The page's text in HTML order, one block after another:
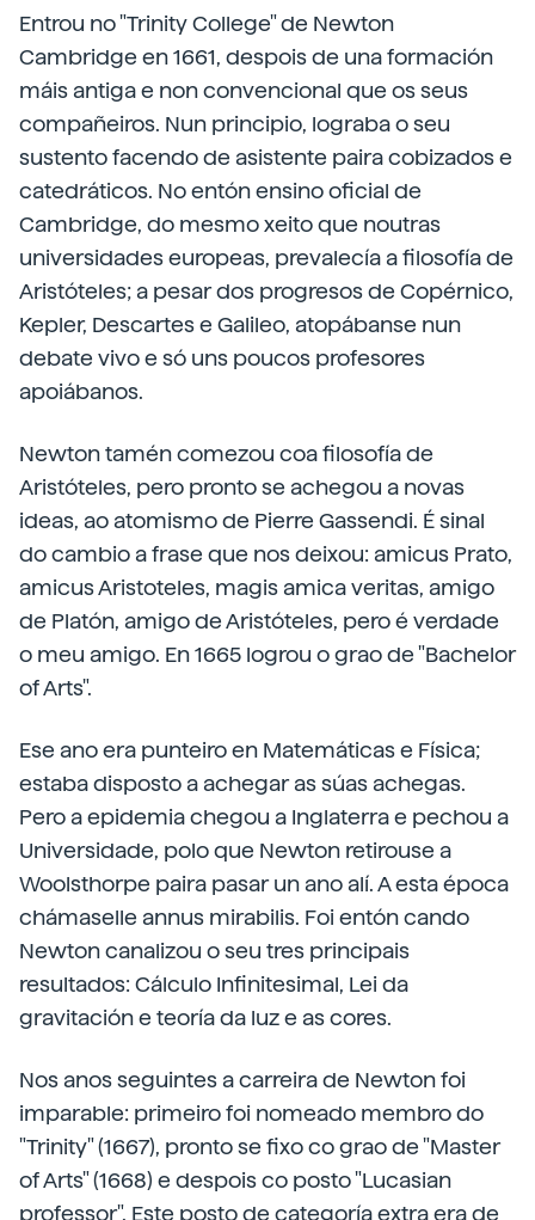
Entrou no "Trinity College" de Newton
Cambridge en 1661, despois de una formación
máis antiga e non convencional que os seus
compañeiros. Nun principio, lograba o seu
sustento facendo de asistente paira cobizados e
catedráticos. No entón ensino oficial de
Cambridge, do mesmo xeito que noutras
universidades europeas, prevalecía a filosofía de
Aristóteles; a pesar dos progresos de Copérnico,
Kepler, Descartes e Galileo, atopábanse nun
debate vivo e só uns poucos profesores
apoiábanos.
Newton tamén comezou coa filosofía de
Aristóteles, pero pronto se achegou a novas
ideas, ao atomismo de Pierre Gassendi. É sinal
do cambio a frase que nos deixou: amicus Prato,
amicus Aristoteles, magis amica veritas, amigo
de Platón, amigo de Aristóteles, pero é verdade
o meu amigo. En 1665 logrou o grao de "Bachelor
of Arts".
Ese ano era punteiro en Matemáticas e Física;
estaba disposto a achegar as súas achegas.
Pero a epidemia chegou a Inglaterra e pechou a
Universidade, polo que Newton retirouse a
Woolsthorpe paira pasar un ano alí. A esta época
chámaselle annus mirabilis. Foi entón cando
Newton canalizou o seu tres principais
resultados: Cálculo Infinitesimal, Lei da
gravitación e teoría da luz e as cores.
Nos anos seguintes a carreira de Newton foi
imparable: primeiro foi nomeado membro do
"Trinity" (1667), pronto se fixo co grao de "Master
of Arts" (1668) e despois co posto "Lucasian
professor". Este posto de categoría extra era de